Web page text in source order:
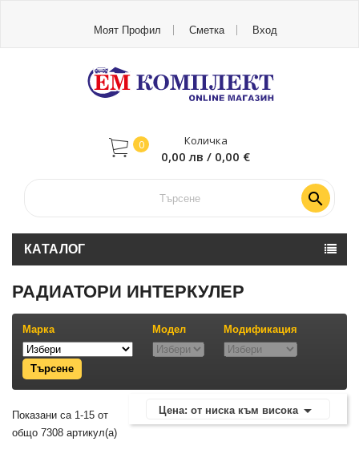
Моят Профил Сметка Вход
Количка
0
0,00 лв / 0,00 €

КАТАЛОГ
РАДИАТОРИ ИНТЕРКУЛЕР
Марка Модел Модификация
Цена: от ниска към висока
Показани са 1-15 от
общо 7308 артикул(а)